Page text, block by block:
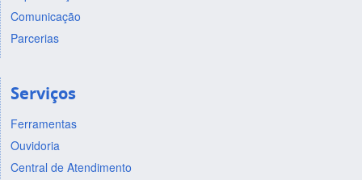
Comunicação
Parcerias
Serviços
Ferramentas
Ouvidoria
Central de Atendimento